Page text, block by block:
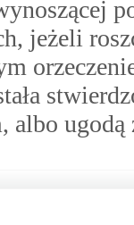
jeżeli
albo